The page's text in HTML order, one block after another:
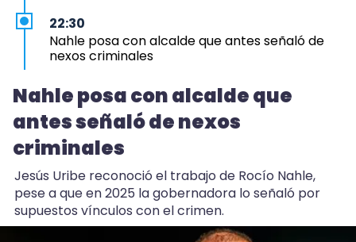
22:30
Nahle posa con alcalde que antes señaló de
nexos criminales
22:13
Michis ya van al veterinario tanto como los
perros en Veracruz
20:30
Rezago en Veracruz: solo 44 municipios tienen
Atlas de Riesgo
18:07
Calor y falta de lluvia, detrás de peces muertos
Nahle posa con alcalde que
antes señaló de nexos
criminales
Jesús Uribe reconoció el trabajo de Rocío Nahle,
pese a que en 2025 la gobernadora lo señaló por
supuestos vínculos con el crimen.